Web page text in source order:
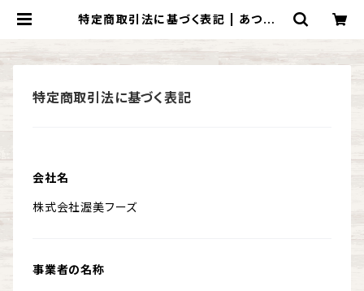
特定商取引法に基づく表記 | あつみO
特定商取引法に基づく表記
会社名
株式会社渥美フーズ
事業者の名称